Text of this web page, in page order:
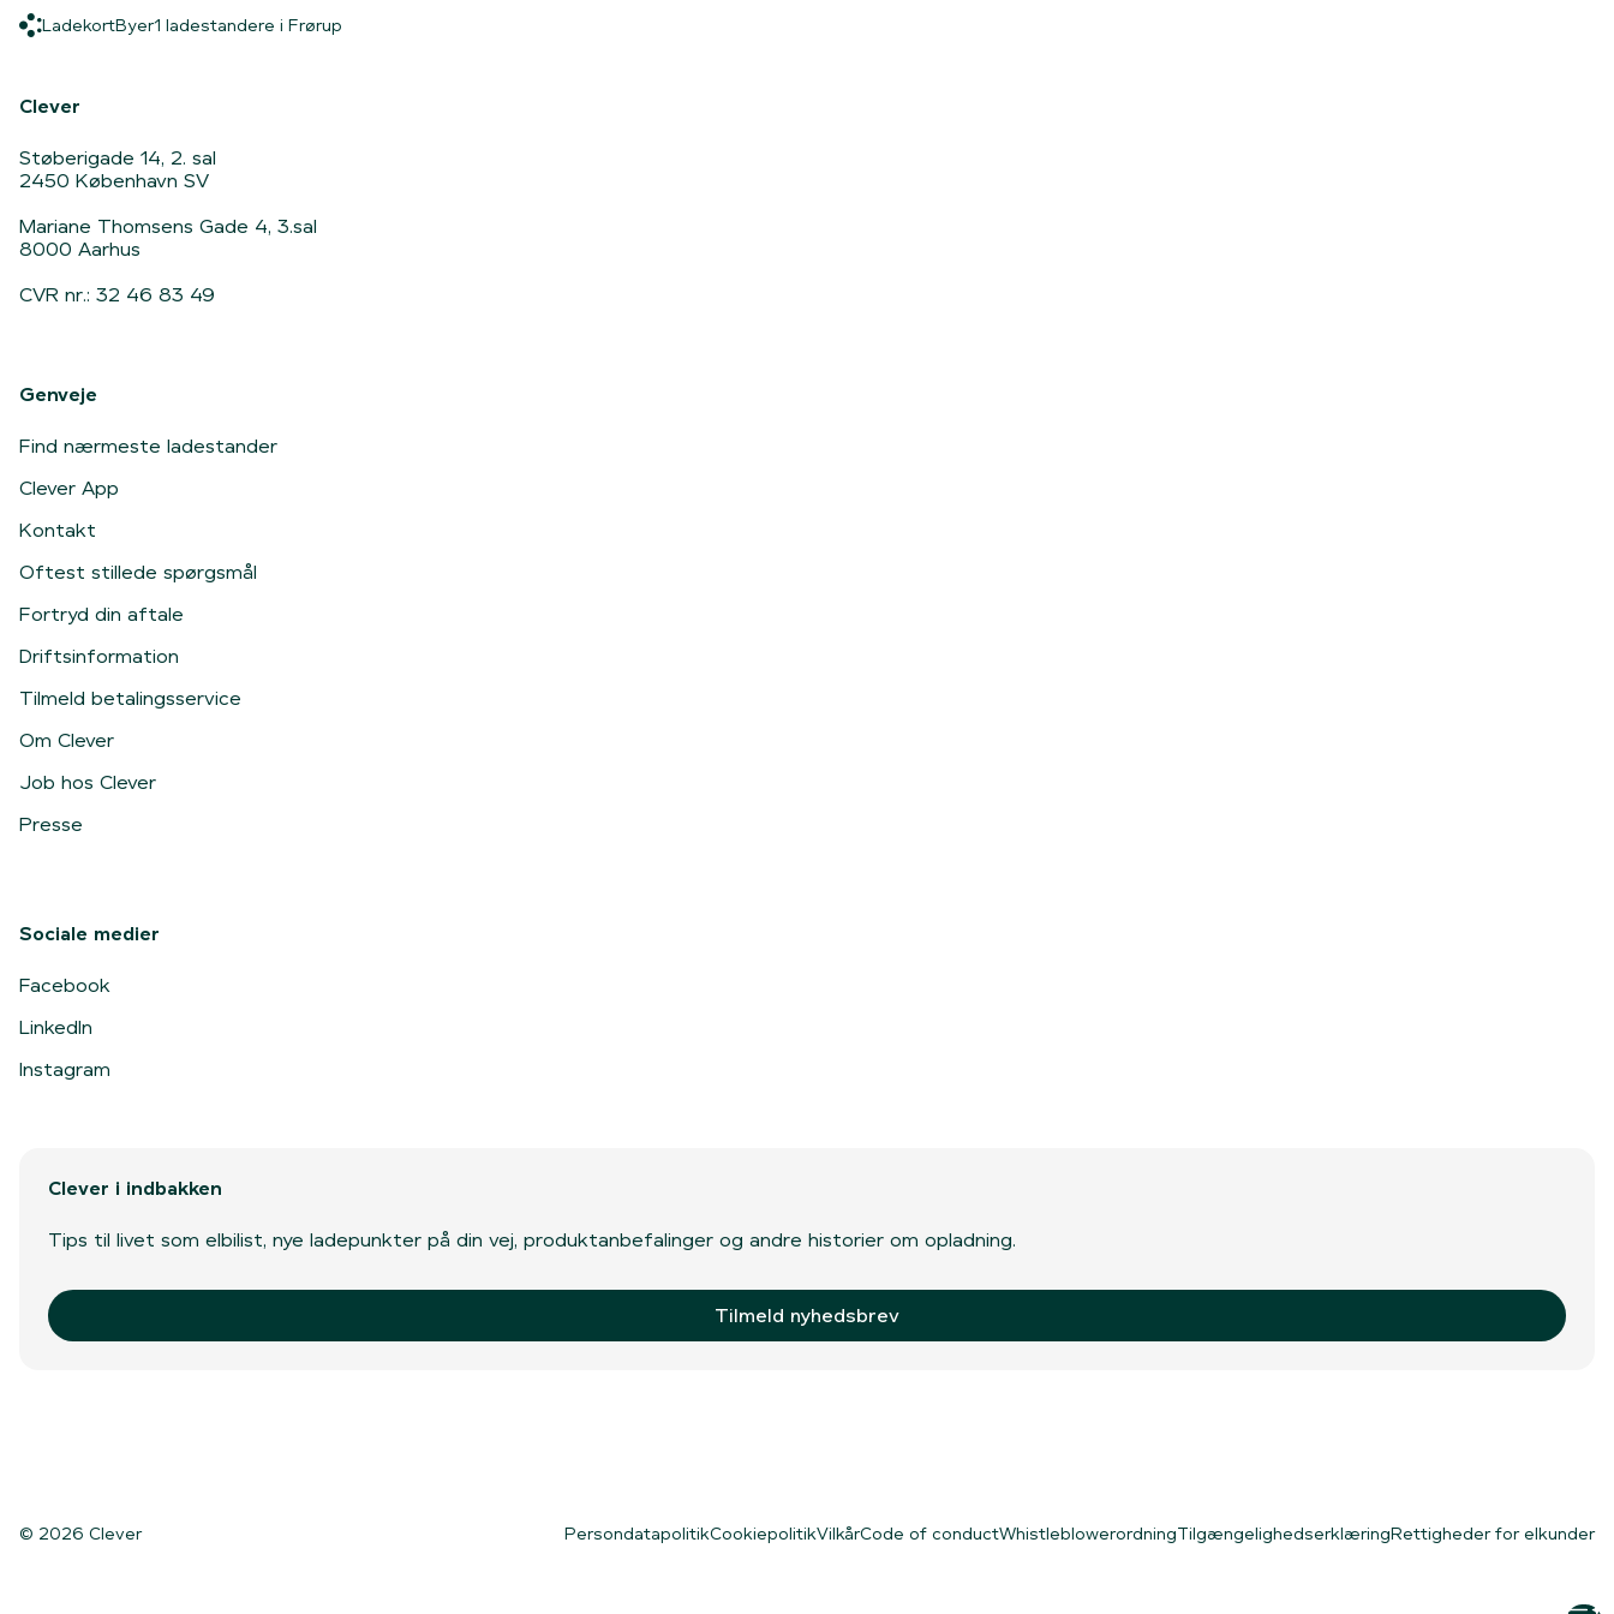
LadekortLadekort
ByerByer
1 ladestandere i Frørup
Clever
Støberigade 14, 2. sal
2450 København SV
Mariane Thomsens Gade 4, 3.sal
8000 Aarhus
CVR nr.: 32 46 83 49
Genveje
Find nærmeste ladestander
Clever App
Kontakt
Oftest stillede spørgsmål
Fortryd din aftale
Driftsinformation
Tilmeld betalingsservice
Om Clever
Job hos Clever
Presse
Sociale medier
Facebook
LinkedIn
Instagram
Clever i indbakken
Tips til livet som elbilist, nye ladepunkter på din vej, produktanbefalinger og andre historier om opladning.
Tilmeld nyhedsbrev
© 2026 Clever PersondatapolitikCookiepolitikVilkårCode of conductWhistleblowerordningTilgængelighedserklæringRettigheder for elkunder